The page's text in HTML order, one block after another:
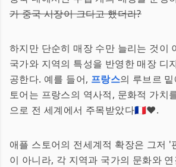
가 중국 시장이 크다고 했더라?
하지만 단순히 매장 수만 늘리는 것이
국가와 지역의 특성을 반영한 매장 디
공한다. 예를 들어, 프랑스의 루브르
토어는 프랑스의 역사적, 문화적 가치
으로 전 세계에서 주목받았다🇫🇷❤️.
애플 스토어의 전세계적 확장은 그저 '
이 아니라, 각 지역과 국가의 문화와